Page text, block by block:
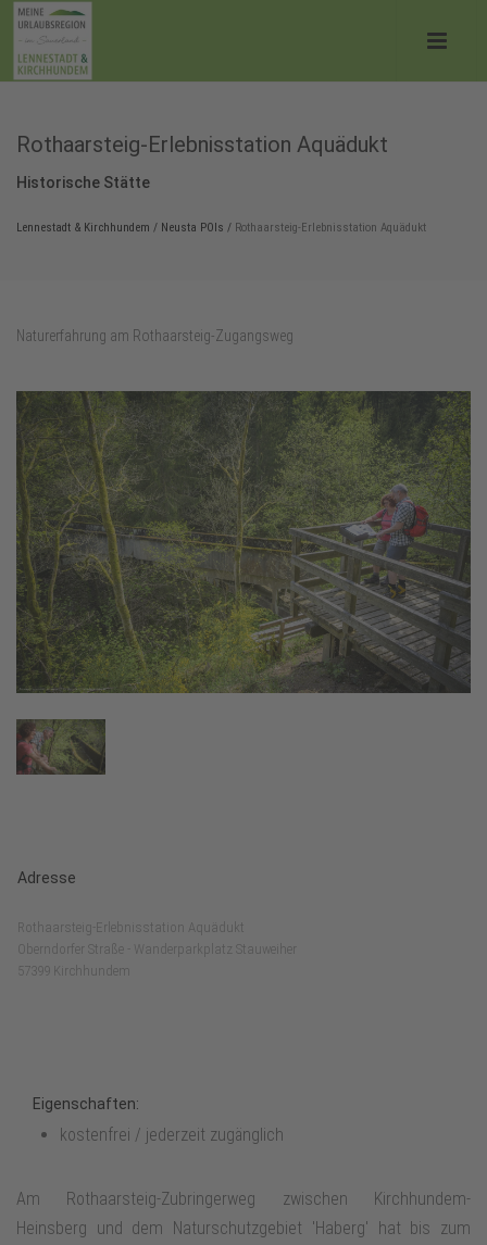
Rothaarsteig-Erlebnisstation Aquädukt
Historische Stätte
Lennestadt & Kirchhundem / Neusta POIs / Rothaarsteig-Erlebnisstation Aquädukt
Naturerfahrung am Rothaarsteig-Zugangsweg
Adresse
Rothaarsteig-Erlebnisstation Aquädukt
Oberndorfer Straße - Wanderparkplatz Stauweiher
57399 Kirchhundem
Eigenschaften:
kostenfrei / jederzeit zugänglich
Am Rothaarsteig-Zubringerweg zwischen Kirchhundem-
Heinsberg und dem Naturschutzgebiet 'Haberg' hat bis zum